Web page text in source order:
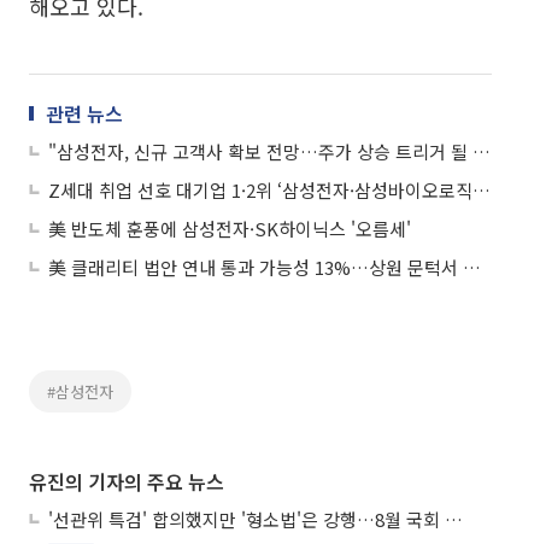
관련 뉴스
"삼성전자, 신규 고객사 확보 전망…주가 상승 트리거 될 것"
Z세대 취업 선호 대기업 1·2위 ‘삼성전자·삼성바이오로직스’
美 반도체 훈풍에 삼성전자·SK하이닉스 '오름세'
美 클래리티 법안 연내 통과 가능성 13%…상원 문턱서 제동
#삼성전자
유진의 기자의 주요 뉴스
'선관위 특검' 합의했지만 '형소법'은 강행…8월 국회 '입법 2차전' 예고